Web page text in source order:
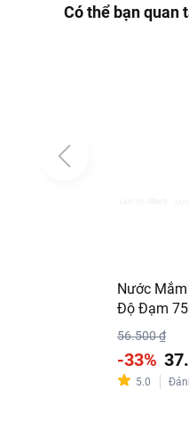
Có thể bạn quan
Nước
Độ Đạm
56.500 ₫
-33%
5.0